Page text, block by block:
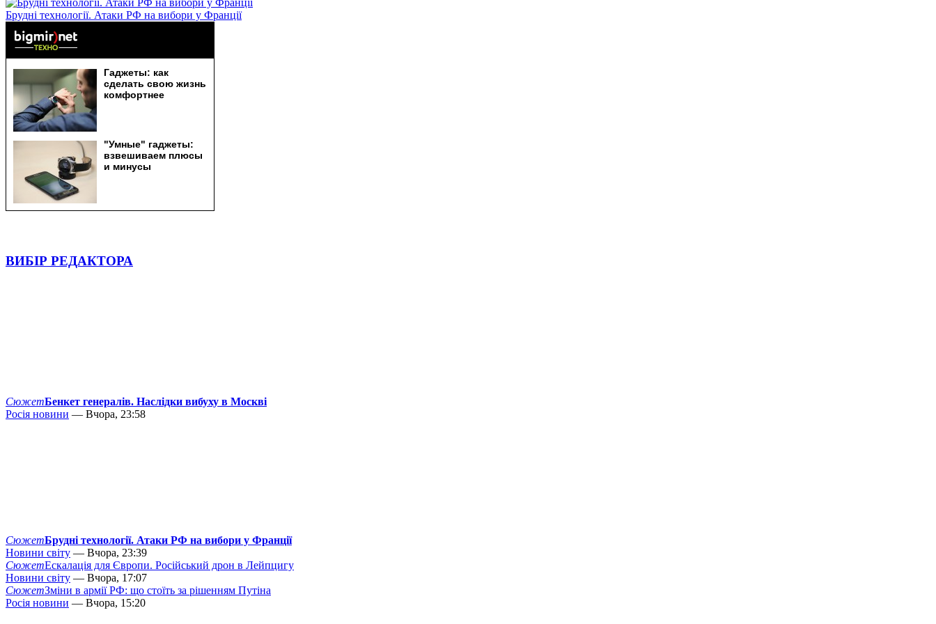
Брудні технології. Атаки РФ на вибори у Франції
ВИБІР РЕДАКТОРА
СюжетБенкет генералів. Наслідки вибуху в Москві
Росія новини — Вчора, 23:58
СюжетБрудні технології. Атаки РФ на вибори у Франції
Новини світу — Вчора, 23:39
СюжетЕскалація для Європи. Російський дрон в Лейпцигу
Новини світу — Вчора, 17:07
СюжетЗміни в армії РФ: що стоїть за рішенням Путіна
Росія новини — Вчора, 15:20